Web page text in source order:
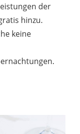
der
hinzu.
keine